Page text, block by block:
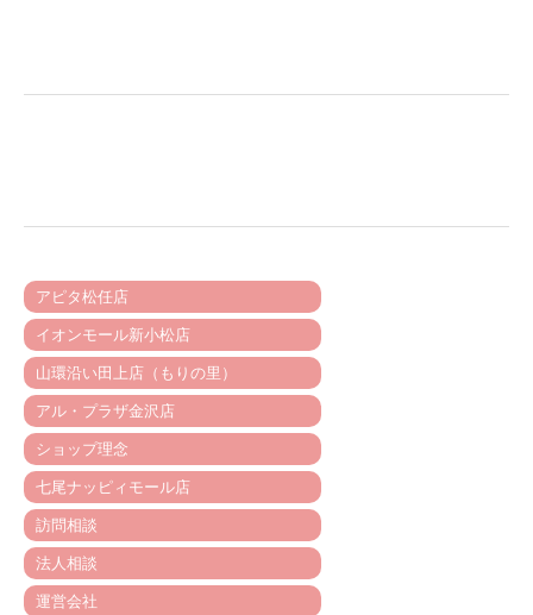
アピタ松任店
イオンモール新小松店
山環沿い田上店（もりの里）
アル・プラザ金沢店
ショップ理念
七尾ナッピィモール店
訪問相談
法人相談
運営会社